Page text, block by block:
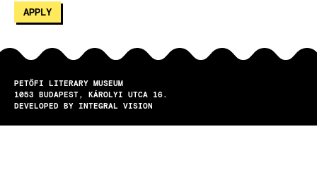
PETŐFI LITERARY MUSEUM
1053
BUDAPEST
KÁROLYI UTCA 16.
DEVELOPED BY INTEGRAL VISION